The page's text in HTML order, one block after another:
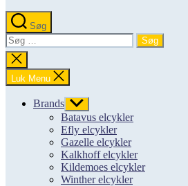
Søg
Søg
efter:
Luk
søgning
Luk Menu
Brands Vis
undermenu
Batavus elcykler
Efly elcykler
Gazelle elcykler
Kalkhoff elcykler
Kildemoes elcykler
Winther elcykler